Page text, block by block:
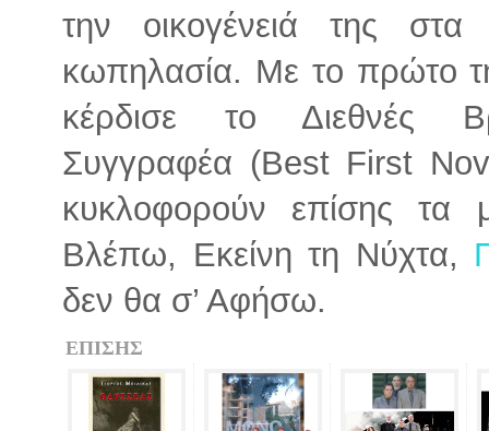
την οικογένειά της
κωπηλασία. Με το πρώτο
κέρδισε το Διεθνές
Συγγραφέα (Best First
κυκλοφορούν επίσης τα
Βλέπω, Εκείνη τη Νύχτα,
δεν θα σ’ Αφήσω.
ΕΠΙΣΗΣ